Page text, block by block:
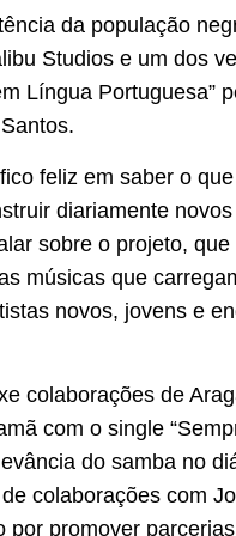
da população
Studios e um dos
Língua Portuguesa”
feliz em saber o
diariamente
sobre o projeto,
músicas que
novos, jovens e
colaborações de
com o single
do samba no
colaborações com
promover